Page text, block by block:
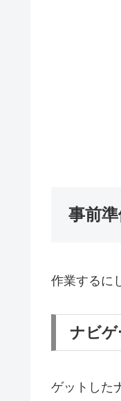
事前
作業するに
ナビゲ
ゲットした